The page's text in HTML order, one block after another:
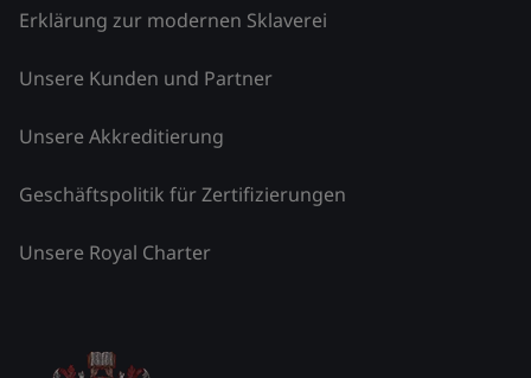
Erklärung zur modernen Sklaverei
Unsere Kunden und Partner
Unsere Akkreditierung
Geschäftspolitik für Zertifizierungen
Unsere Royal Charter